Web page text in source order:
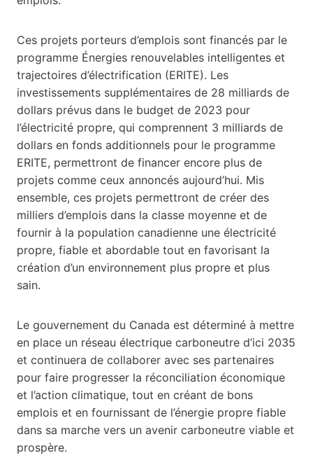
Ces projets porteurs d’emplois sont financés par le
programme Énergies renouvelables intelligentes et
trajectoires d’électrification (ERITE). Les
investissements supplémentaires de 28 milliards de
dollars prévus dans le budget de 2023 pour
l’électricité propre, qui comprennent 3 milliards de
dollars en fonds additionnels pour le programme
ERITE, permettront de financer encore plus de
projets comme ceux annoncés aujourd’hui. Mis
ensemble, ces projets permettront de créer des
milliers d’emplois dans la classe moyenne et de
fournir à la population canadienne une électricité
propre, fiable et abordable tout en favorisant la
création d’un environnement plus propre et plus
sain.
Le gouvernement du Canada est déterminé à mettre
en place un réseau électrique carboneutre d’ici 2035
et continuera de collaborer avec ses partenaires
pour faire progresser la réconciliation économique
et l’action climatique, tout en créant de bons
emplois et en fournissant de l’énergie propre fiable
dans sa marche vers un avenir carboneutre viable et
prospère.